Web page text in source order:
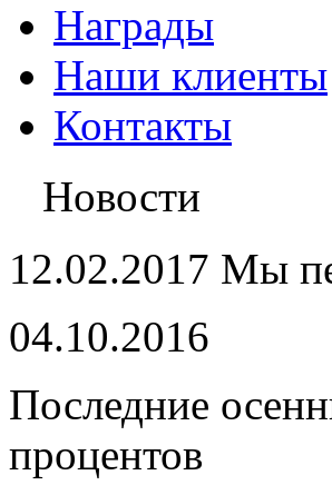
Награды
Наши клиенты
Контакты
Новости
12.02.2017 Мы
04.10.2016
Последние
процентов